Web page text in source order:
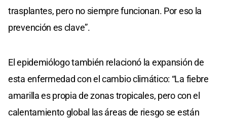
trasplantes, pero no siempre funcionan. Por eso la
prevención es clave”.
El epidemiólogo también relacionó la expansión de
esta enfermedad con el cambio climático: “La fiebre
amarilla es propia de zonas tropicales, pero con el
calentamiento global las áreas de riesgo se están